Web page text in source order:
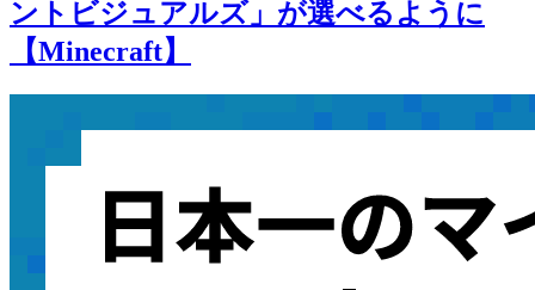
ントビジュアルズ」が選べるように
【Minecraft】